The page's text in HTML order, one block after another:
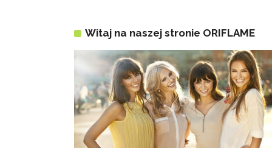
Witaj na naszej stronie ORIFLAME